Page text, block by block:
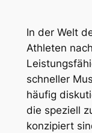
In der Welt
Athleten
schneller
häufig
die speziell
konzipiert